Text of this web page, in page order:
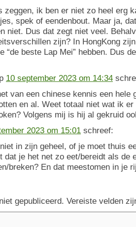
zeggen, ik ben er niet zo heel erg
spek of eendenbout. Maar ja,
niet. Dus dat zegt niet veel.
zijn? In HongKong
“de beste Lap Mei” hebben. Dus
10 september 2023 om 14:34
van een chinese kennis een hele
en al. Weet totaal niet wat ik er
Volgens mij is hij al gekruid
2023 om 15:01 schreef:
in zijn geheel, of je moet thuis
dat je het net zo eet/bereidt als de
breken? En dat meestomen in je
gepubliceerd. Vereiste velden